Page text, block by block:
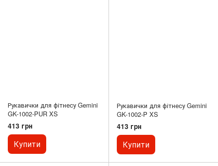
Рукавички для фітнесу Gemini
GK-1002-PUR XS
413 грн
Купити
Рукавички для фітнесу Gemini
GK-1002-P XS
413 грн
Купити